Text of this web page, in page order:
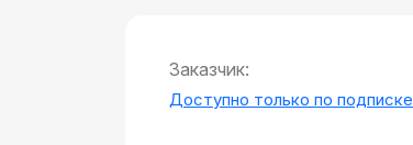
Заказчик:
Доступно только по подписке